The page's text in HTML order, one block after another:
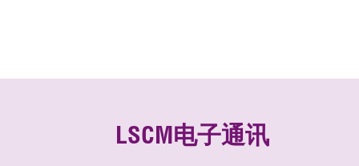
LSCM电子通讯